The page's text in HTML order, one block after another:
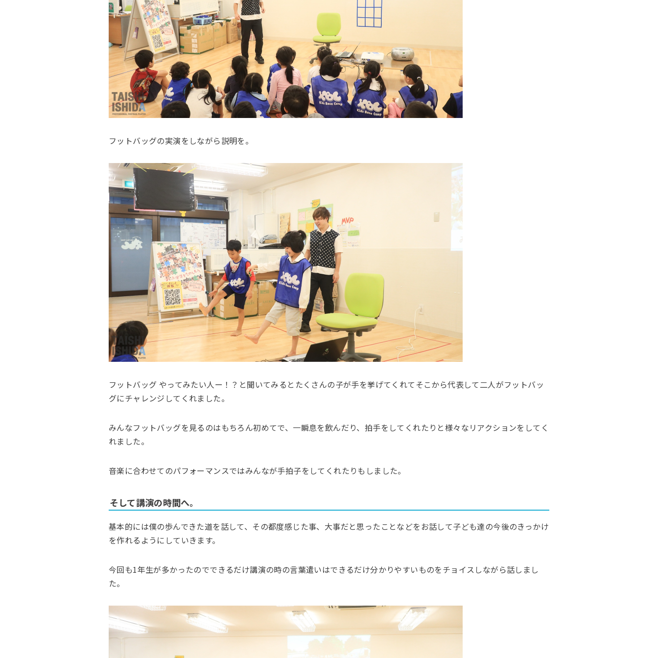
フットバッグの実演をしながら説明を。
フットバッグ やってみたい人ー！？と聞いてみるとたくさんの子が手を挙げてくれてそこから代表して二人がフットバッ
グにチャレンジしてくれました。
みんなフットバッグを見るのはもちろん初めてで、一瞬息を飲んだり、拍手をしてくれたりと様々なリアクションをしてく
れました。
音楽に合わせてのパフォーマンスではみんなが手拍子をしてくれたりもしました。
そして講演の時間へ。
基本的には僕の歩んできた道を話して、その都度感じた事、大事だと思ったことなどをお話して子ども達の今後のきっかけ
を作れるようにしていきます。
今回も1年生が多かったのでできるだけ講演の時の言葉遣いはできるだけ分かりやすいものをチョイスしながら話しまし
た。